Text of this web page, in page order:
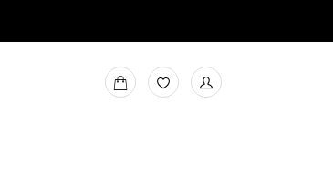
למעבר
למועדפים
MY
BAG